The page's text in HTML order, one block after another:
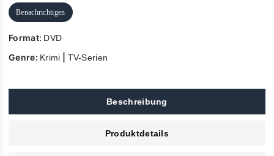
Benachrichtigen
Format: DVD
Genre: Krimi TV-Serien
Beschreibung
Produktdetails